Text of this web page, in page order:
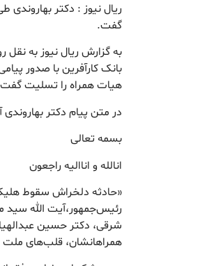
ریال نیوز : دکتر
گفت.
به گزارش ریال نیوز به نقل
بانک کارآفرین با صدور
هیات همراه را تسلیت
در متن پیام دکتر
بسمه تعالی
انالله و اناالیه راجعون
«حادثه دلخراش سقوط
رئیس‌جمهور،آیت الله سید
شرقی، دکتر حسین
همراهانشان، قلب‌های‌ ملت